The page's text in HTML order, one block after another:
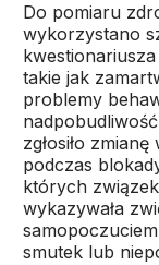
Do pomiaru
wykorzystano
takie jak
problemy
zgłosiło
podczas
których
wykazywała
smutek lub